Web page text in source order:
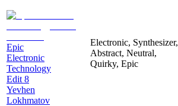
Epic
Electronic
Technology
Edit 8
Yevhen
Lokhmatov
Electronic, Synthesizer,
Abstract, Neutral,
Quirky, Epic